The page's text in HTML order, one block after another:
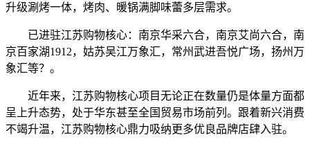
升级涮烤一体，烤肉、暖锅满脚味蕾多层需求。
已进驻江苏购物核心：南京华采六合，南京艾尚六合，南
京百家湖1912，姑苏吴江万象汇，常州武进吾悦广场，扬州万
象汇等？。
近年来，江苏购物核心项目无论正在数量仍是体量方面都
呈上升态势，处于华东甚至全国贸易市场前列。跟着新兴消费
不竭升温，江苏购物核心鼎力吸纳更多优良品牌店肆入驻。